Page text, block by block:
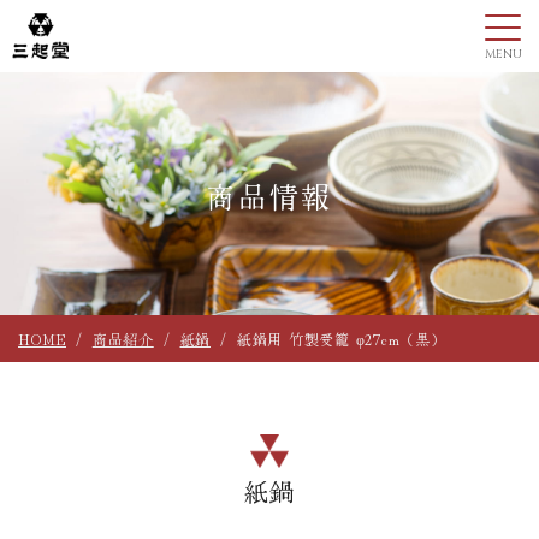
商品情報
HOME 商品紹介 紙鍋 紙鍋用 竹製受籠 φ27cm（黒）
紙鍋